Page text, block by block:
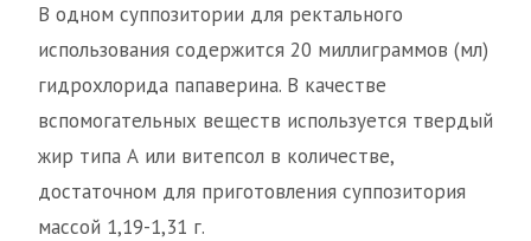
В одном суппозитории для ректального
использования содержится 20 миллиграммов (мл)
гидрохлорида папаверина. В качестве
вспомогательных веществ используется твердый
жир типа А или витепсол в количестве,
достаточном для приготовления суппозитория
массой 1,19-1,31 г.